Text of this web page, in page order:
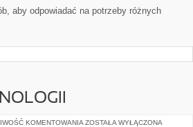
aby odpowiadać na potrzeby różnych
KOMENTOWANIA TESTY
ZOSTAŁA WYŁĄCZONA